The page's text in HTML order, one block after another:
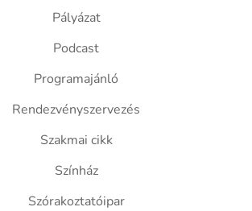
Pályázat
Podcast
Programajánló
Rendezvényszervezés
Szakmai cikk
Színház
Szórakoztatóipar